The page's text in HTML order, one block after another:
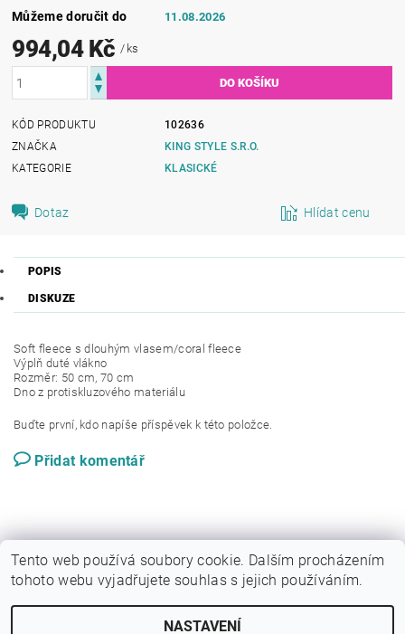
Můžeme doručit do
11.08.2026
994,04 Kč/ ks
KÓD PRODUKTU
102636
ZNAČKA
KING STYLE S.R.O.
KATEGORIE
KLASICKÉ
Dotaz Hlídat cenu
POPIS
DISKUZE
Soft fleece s dlouhým vlasem/coral fleece
Výplň duté vlákno
Rozměr: 50 cm, 70 cm
Dno z protiskluzového materiálu
Buďte první, kdo napíše příspěvek k této položce.
Přidat komentář
Sytypes.cz Dogfoodanalysis.com
Tento web používá soubory cookie. Dalším procházením
tohoto webu vyjadřujete souhlas s jejich používáním.
NASTAVENÍ